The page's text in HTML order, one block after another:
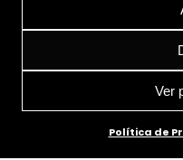
Ver
Política de